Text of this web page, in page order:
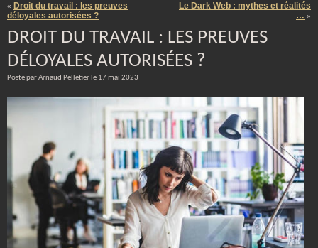
« Droit du travail : les preuves
déloyales autorisées ?
Le Dark Web : mythes et réalités
… »
DROIT DU TRAVAIL : LES PREUVES
DÉLOYALES AUTORISÉES ?
Posté par Arnaud Pelletier le 17 mai 2023